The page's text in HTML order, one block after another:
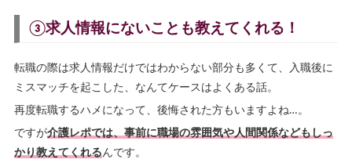
③求人情報にないことも教えてくれる！
転職の際は求人情報だけではわからない部分も多くて、入職後に
ミスマッチを起こした、なんてケースはよくある話。
再度転職するハメになって、後悔された方もいますよね…。
ですが介護レポでは、事前に職場の雰囲気や人間関係などもしっ
かり教えてくれるんです。